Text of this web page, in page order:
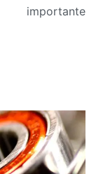
importante